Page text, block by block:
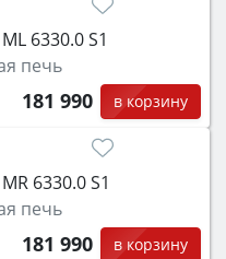
6330.0 S1
печь
181 990 в корзину
6330.0 S1
печь
181 990 в корзину